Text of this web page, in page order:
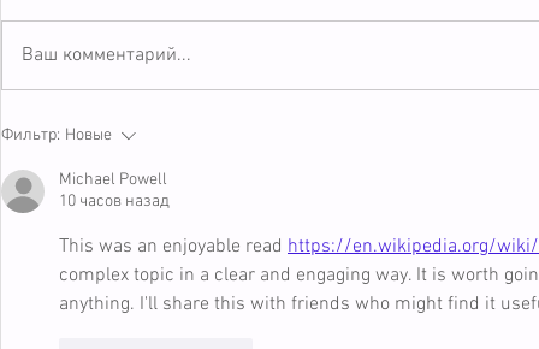
Список театров Санкт-
Петербурга
Ваш комментарий...
Фильтр: Новые
Michael Powell
10 часов назад
This was an enjoyable read https://en.wikipedia.org/wiki/
complex topic in a clear and engaging way. It is worth
anything. I'll share this with friends who might find it